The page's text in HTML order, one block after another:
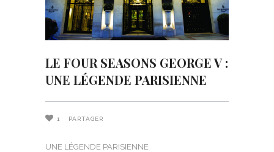
LE FOUR SEASONS GEORGE V :
UNE LÉGENDE PARISIENNE
1 PARTAGER
UNE LÉGENDE PARISIENNE